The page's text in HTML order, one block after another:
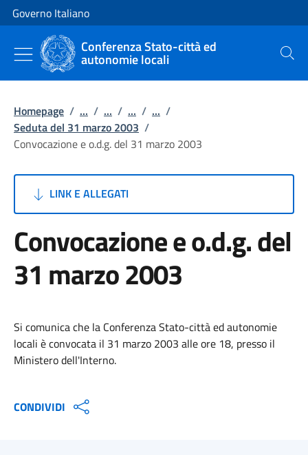
Vai al contenuto
Vai alla navigazione del sito
Governo Italiano
Conferenza Stato-città ed
autonomie locali Cerca
Homepage / ... / ... / ... / ... /
Seduta del 31 marzo 2003 /
Convocazione e o.d.g. del 31 marzo 2003
LINK E ALLEGATI
Convocazione e o.d.g. del
31 marzo 2003
Si comunica che la Conferenza Stato-città ed autonomie
locali è convocata il 31 marzo 2003 alle ore 18, presso il
Ministero dell'Interno.
CONDIVIDI